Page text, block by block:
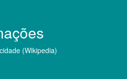
(Wikipedia)